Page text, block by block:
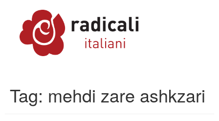
Tag: mehdi zare ashkzari